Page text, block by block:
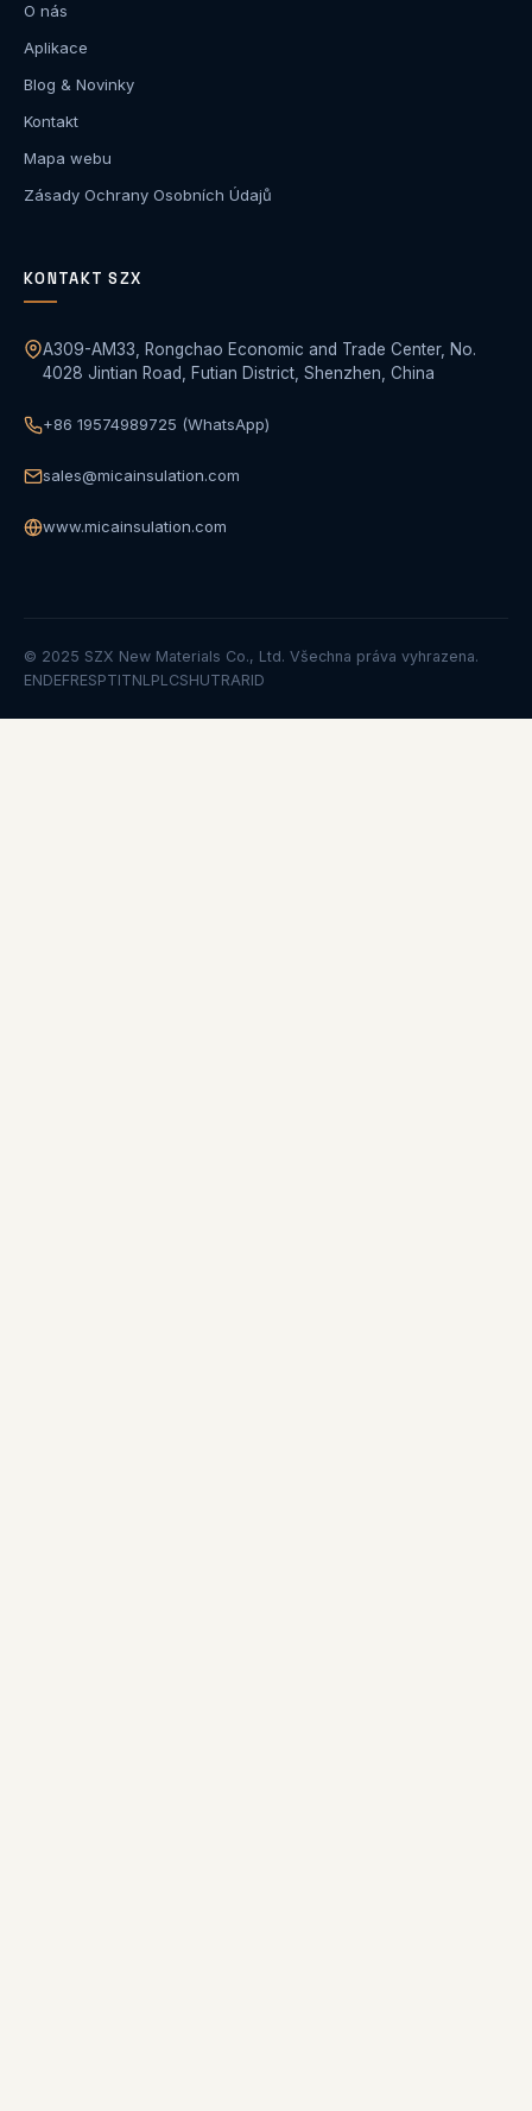
O nás
Aplikace
Blog & Novinky
Kontakt
Mapa webu
Zásady Ochrany Osobních Údajů
KONTAKT SZX
A309-AM33, Rongchao Economic and Trade Center, No.
4028 Jintian Road, Futian District, Shenzhen, China
+86 19574989725 (WhatsApp)
sales@micainsulation.com
www.micainsulation.com
© 2025 SZX New Materials Co., Ltd. Všechna práva vyhrazena.
ENDEFRESPTITNLPLCSHUTRARID